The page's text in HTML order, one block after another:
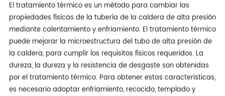
El tratamiento térmico es un método para cambiar las
propiedades físicas de la tubería de la caldera de alta presión
mediante calentamiento y enfriamiento. El tratamiento térmico
puede mejorar la microestructura del tubo de alta presión de
la caldera, para cumplir los requisitos físicos requeridos. La
dureza, la dureza y la resistencia de desgaste son obtenidas
por el tratamiento térmico. Para obtener estas características,
es necesario adoptar enfriamiento, recocido, templado y